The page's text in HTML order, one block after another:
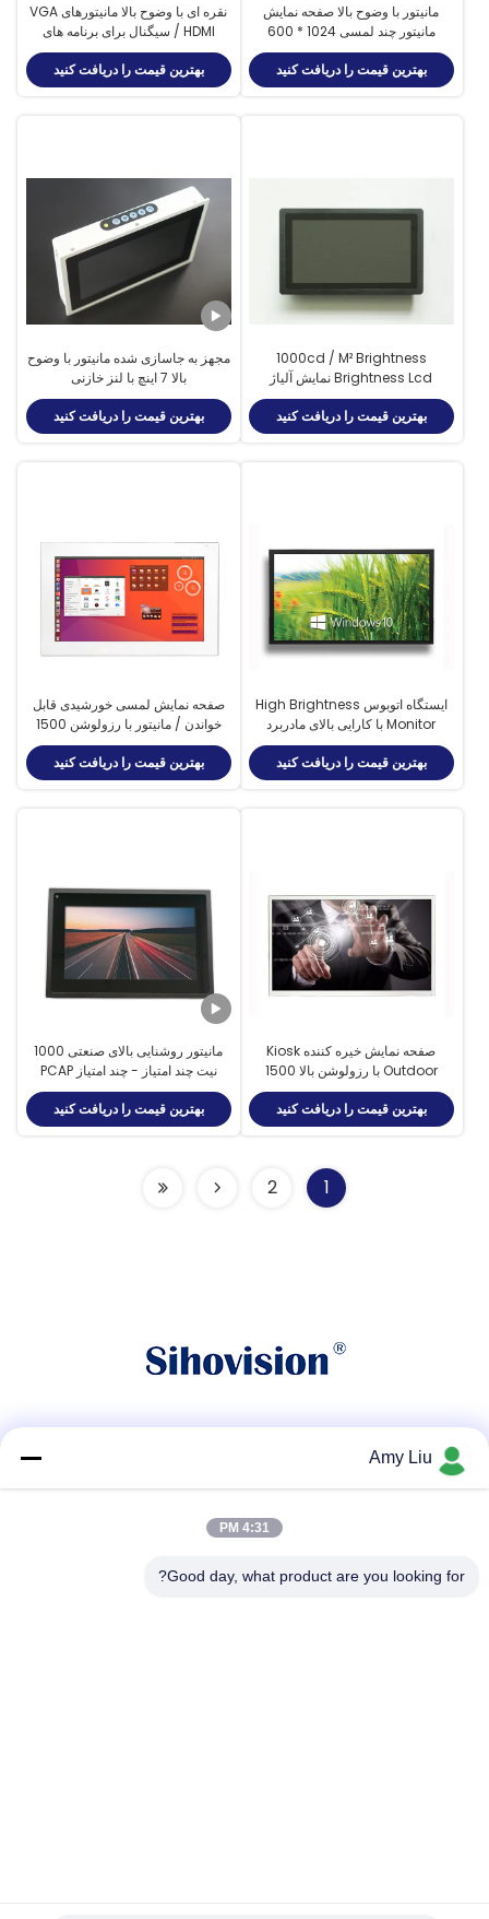
مانیتور با وضوح بالا صفحه نمایش
مانیتور چند لمسی 1024 * 600
رزولوشن
بهترین قیمت را دریافت کنید
نقره ای با وضوح بالا مانیتورهای VGA
/ HDMI سیگنال برای برنامه های
کاربردی در فضای باز
بهترین قیمت را دریافت کنید
1000cd / M² Brightness
Brightness Lcd نمایش آلیاژ
آلومینیوم
بهترین قیمت را دریافت کنید
مجهز به جاسازی شده مانیتور با وضوح
بالا 7 اینچ با لنز خازنی
بهترین قیمت را دریافت کنید
ایستگاه اتوبوس High Brightness
Monitor با کارایی بالای مادربرد
1500cd / M² روشنایی
بهترین قیمت را دریافت کنید
صفحه نمایش لمسی خورشیدی قابل
خواندن / مانیتور با رزولوشن 1500
دلاری صنعتی
بهترین قیمت را دریافت کنید
صفحه نمایش خیره کننده Kiosk
Outdoor با رزولوشن بالا 1500
نانومتری با حسگر نور محیطی
بهترین قیمت را دریافت کنید
مانیتور روشنایی بالای صنعتی 1000
نیت چند امتیاز - چند امتیاز PCAP
Touch 7 اینچ
بهترین قیمت را دریافت کنید
1
2
تلفن
Amy Liu
4:31 PM
Good day, what product are you looking for?